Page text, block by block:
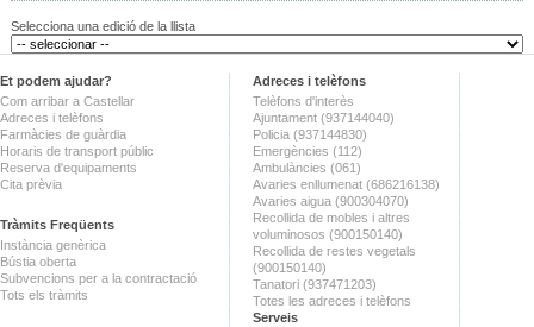
Selecciona una edició de la llista
Et podem ajudar?
Com arribar a Castellar
Adreces i telèfons
Farmàcies de guàrdia
Horaris de transport públic
Reserva d'equipaments
Cita prèvia
Tràmits Freqüents
Instància genèrica
Bústia oberta
Subvencions per a la contractació
Tots els tràmits
Adreces i telèfons
Telèfons d'interès
Ajuntament (937144040)
Policia (937144830)
Emergències (112)
Ambulàncies (061)
Avaries enllumenat (686216138)
Avaries aigua (900304070)
Recollida de mobles i altres
voluminosos (900150140)
Recollida de restes vegetals
(900150140)
Tanatori (937471203)
Totes les adreces i telèfons
Serveis